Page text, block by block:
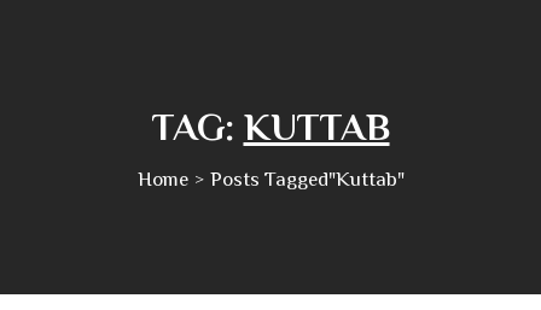
TAG: KUTTAB
Home Posts Tagged"kuttab"